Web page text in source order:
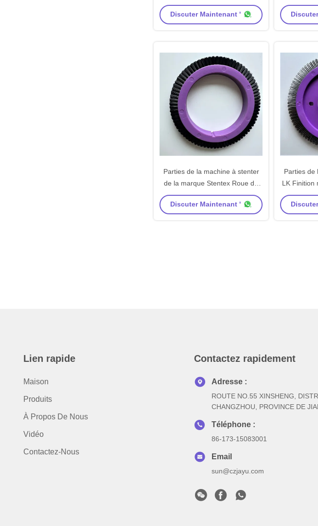
Discuter Maintenant '
Parties de la machine à stenter
de la marque Stentex Roue de
brosse Noir Nylon Cheveux
Matériau plastique Corps Taille
Discuter Maintenant '
Parties de
LK Finition
corps en
Lien rapide
Maison
Produits
À Propos De Nous
Vidéo
Contactez-Nous
Contactez rapidement
Adresse :
ROUTE NO.55 XINSHENG,
CHANGZHOU, PROVINCE DE
Téléphone :
86-173-15083001
Email
sun@czjayu.com